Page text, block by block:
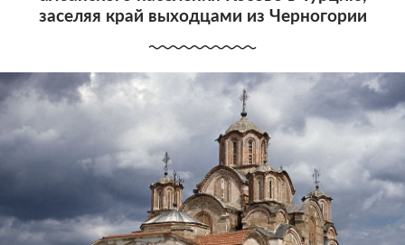
заселяя край выходцами из Черногории